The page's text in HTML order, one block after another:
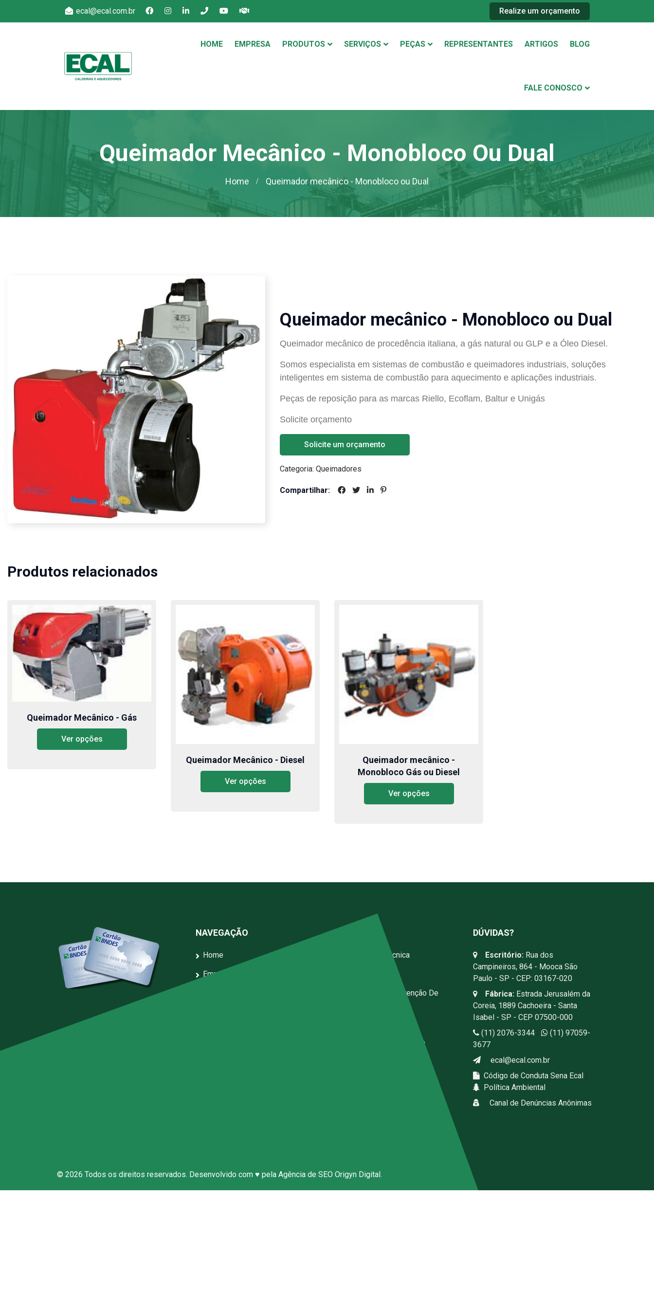
ecal@ecal.com.br Realize um orçamento
HOME EMPRESA PRODUTOS SERVIÇOS PEÇAS REPRESENTANTES ARTIGOS BLOG
FALE CONOSCO
Queimador Mecânico - Monobloco Ou Dual
Home Queimador mecânico - Monobloco ou Dual
Queimador mecânico - Monobloco ou Dual
Queimador mecânico de procedência italiana, a gás natural ou GLP e a Óleo Diesel.
Somos especialista em sistemas de combustão e queimadores industriais, soluções
inteligentes em sistema de combustão para aquecimento e aplicações industriais.
Peças de reposição para as marcas Riello, Ecoflam, Baltur e Unigás
Solicite orçamento
Solicite um orçamento
Categoria: Queimadores
Compartilhar:
Produtos relacionados
Queimador Mecânico - Gás
Ver opções
Queimador Mecânico - Diesel
Ver opções
Queimador mecânico -
Monobloco Gás ou Diesel
Ver opções
NAVEGAÇÃO
Home
Empresa
SERVIÇOS
Assistência Técnica
Calibração E Manutenção De
Contrato De Manutenção
DÚVIDAS?
Escritório: Rua dos
Campineiros, 864 - Mooca São
Paulo - SP - CEP: 03167-020
Fábrica: Estrada Jerusalém da
Coreia, 1889 Cachoeira - Santa
Isabel - SP - CEP 07500-000
(11) 2076-3344 |
(11) 97059-
3677
ecal@ecal.com.br
Código de Conduta Sena Ecal |
Política Ambiental
Canal de Denúncias Anônimas
© 2026 Todos os direitos reservados. Desenvolvido com ♥ pela Agência de SEO Origyn Digital.